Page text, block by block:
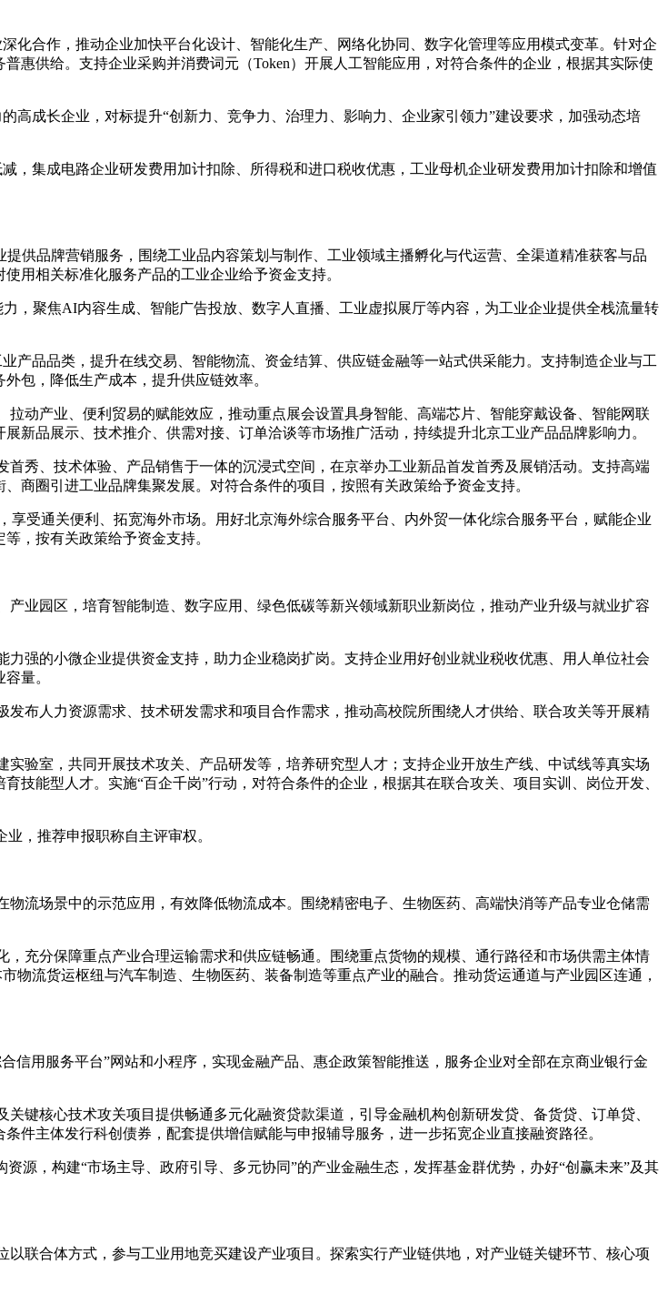
化合作，推动企业加快平台化设计、智能化生产、网络化协同、数字化管理等应用模式变革。针对企
惠供给。支持企业采购并消费词元（Token）开展人工智能应用，对符合条件的企业，根据其实际使
高成长企业，对标提升“创新力、竞争力、治理力、影响力、企业家引领力”建设要求，加强动态培
，集成电路企业研发费用加计扣除、所得税和进口税收优惠，工业母机企业研发费用加计扣除和增值
供品牌营销服务，围绕工业品内容策划与制作、工业领域主播孵化与代运营、全渠道精准获客与品
用相关标准化服务产品的工业企业给予资金支持。
，聚焦AI内容生成、智能广告投放、数字人直播、工业虚拟展厅等内容，为工业企业提供全栈流量转
产品品类，提升在线交易、智能物流、资金结算、供应链金融等一站式供采能力。支持制造企业与工
包，降低生产成本，提升供应链效率。
动产业、便利贸易的赋能效应，推动重点展会设置具身智能、高端芯片、智能穿戴设备、智能网联
新品展示、技术推介、供需对接、订单洽谈等市场推广活动，持续提升北京工业产品品牌影响力。
秀、技术体验、产品销售于一体的沉浸式空间，在京举办工业新品首发首秀及展销活动。支持高端
商圈引进工业品牌集聚发展。对符合条件的项目，按照有关政策给予资金支持。
受通关便利、拓宽海外市场。用好北京海外综合服务平台、内外贸一体化综合服务平台，赋能企业
，按有关政策给予资金支持。
业园区，培育智能制造、数字应用、绿色低碳等新兴领域新职业新岗位，推动产业升级与就业扩容
强的小微企业提供资金支持，助力企业稳岗扩岗。支持企业用好创业就业税收优惠、用人单位社会
量。
布人力资源需求、技术研发需求和项目合作需求，推动高校院所围绕人才供给、联合攻关等开展精
验室，共同开展技术攻关、产品研发等，培养研究型人才；支持企业开放生产线、中试线等真实场
能型人才。实施“百企千岗”行动，对符合条件的企业，根据其在联合攻关、项目实训、岗位开发、
，推荐申报职称自主评审权。
流场景中的示范应用，有效降低物流成本。围绕精密电子、生物医药、高端快消等产品专业仓储需
充分保障重点产业合理运输需求和供应链畅通。围绕重点货物的规模、通行路径和市场供需主体情
物流货运枢纽与汽车制造、生物医药、装备制造等重点产业的融合。推动货运通道与产业园区连通，
信用服务平台”网站和小程序，实现金融产品、惠企政策智能推送，服务企业对全部在京商业银行金
键核心技术攻关项目提供畅通多元化融资贷款渠道，引导金融机构创新研发贷、备货贷、订单贷、
件主体发行科创债券，配套提供增信赋能与申报辅导服务，进一步拓宽企业直接融资路径。
源，构建“市场主导、政府引导、多元协同”的产业金融生态，发挥基金群优势，办好“创赢未来”及其
联合体方式，参与工业用地竞买建设产业项目。探索实行产业链供地，对产业链关键环节、核心项